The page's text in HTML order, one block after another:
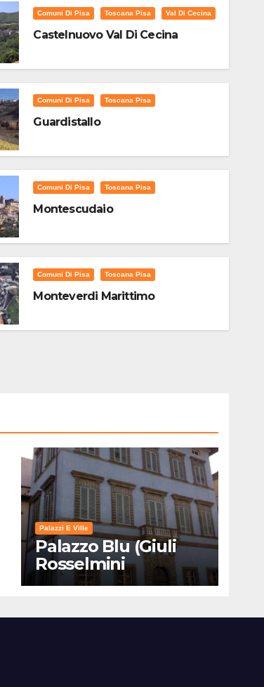
Comuni Di Pisa Toscana Pisa Val Di Cecina
Castelnuovo Val Di Cecina
Comuni Di Pisa Toscana Pisa
Guardistallo
Comuni Di Pisa Toscana Pisa
Montescudaio
Comuni Di Pisa Toscana Pisa
Monteverdi Marittimo
Palazzi E Ville
Palazzo Blu (Giuli
Rosselmini
Gualandi) – Pisa:
Visita